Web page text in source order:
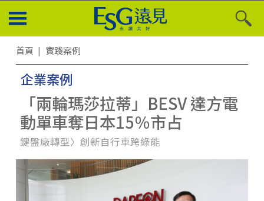
首頁 實踐案例
企業案例
「兩輪瑪莎拉蒂」BESV 達方電
動單車奪日本15％市占
鍵盤廠轉型〉創新自行車跨綠能